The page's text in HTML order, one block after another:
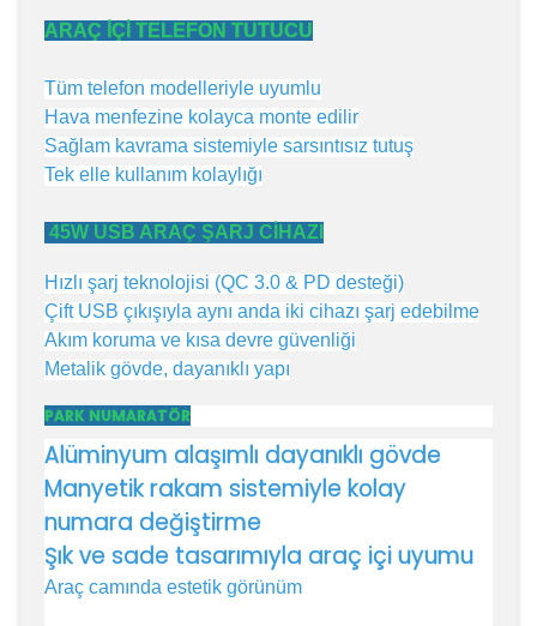
ARAÇ İÇİ TELEFON TUTUCU
Tüm telefon modelleriyle uyumlu
Hava menfezine kolayca monte edilir
Sağlam kavrama sistemiyle sarsıntısız tutuş
Tek elle kullanım kolaylığı
45W USB ARAÇ ŞARJ CİHAZI
Hızlı şarj teknolojisi (QC 3.0 & PD desteği)
Çift USB çıkışıyla aynı anda iki cihazı şarj edebilme
Akım koruma ve kısa devre güvenliği
Metalik gövde, dayanıklı yapı
PARK NUMARATÖR
Alüminyum alaşımlı dayanıklı gövde
Manyetik rakam sistemiyle kolay
numara değiştirme
Şık ve sade tasarımıyla araç içi uyumu
Araç camında estetik görünüm